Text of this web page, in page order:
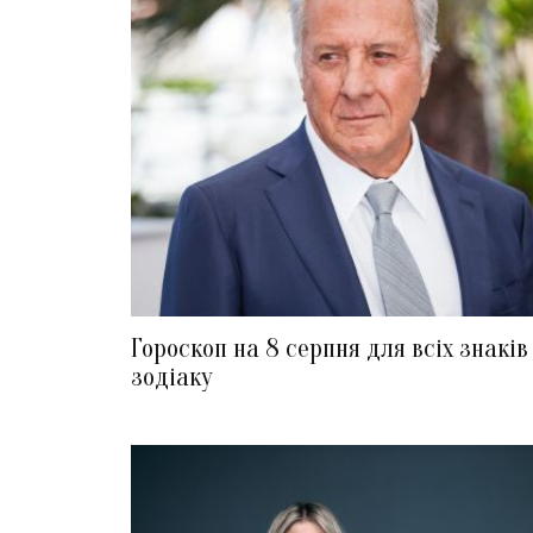
Гороскоп на 8 серпня для всіх знаків
зодіаку